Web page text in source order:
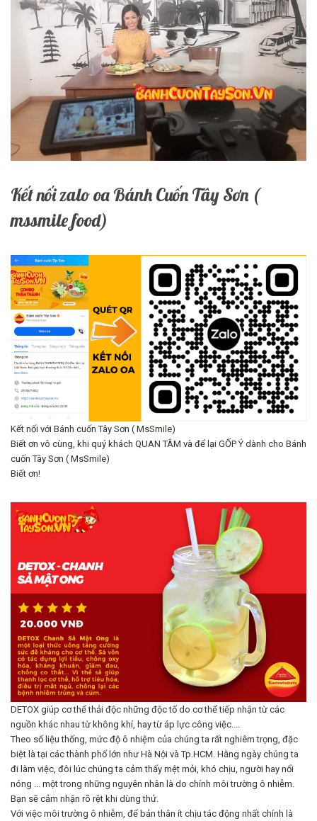
Kết nối zalo oa Bánh Cuốn Tây Sơn (
mssmile food)
Kết nối với Bánh cuốn Tây Sơn ( MsSmile)
Biết ơn vô cùng, khi quý khách QUAN TÂM và để lại GỐP Ý dành cho Bánh
cuốn Tây Sơn ( MsSmile)
Biết ơn!
DETOX giúp cơ thể thải độc những độc tố do cơ thể tiếp nhận từ các
nguồn khác nhau từ không khí, hay từ áp lực công việc....
Theo số liệu thống, mức độ ô nhiệm của chúng ta rất nghiêm trọng, đặc
biệt là tại các thành phố lớn như Hà Nội và Tp.HCM. Hằng ngày chúng ta
đi làm việc, đôi lúc chúng ta cảm thấy mệt mỏi, khó chịu, người hay nổi
nóng ... một trong những nguyên nhân là do chính môi trường ô nhiễm.
Bạn sẽ cảm nhận rõ rệt khi dùng thử.
Với việc môi trường ô nhiễm, để bản thân ít chịu tác động nhất chính là